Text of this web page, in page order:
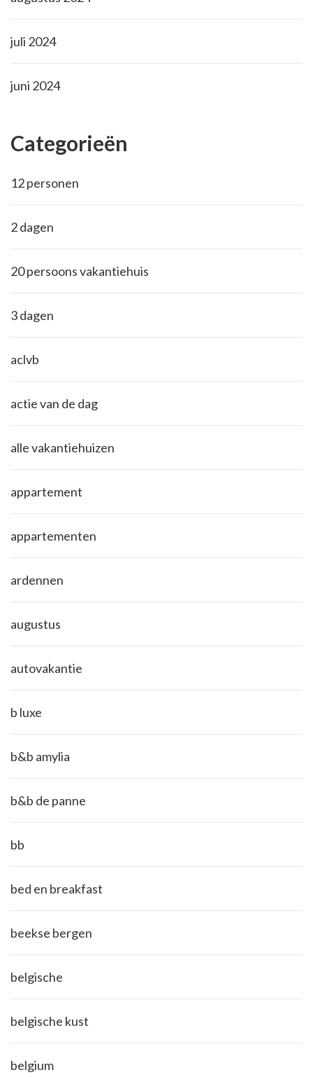
juli 2024
juni 2024
Categorieën
12 personen
2 dagen
20 persoons vakantiehuis
3 dagen
aclvb
actie van de dag
alle vakantiehuizen
appartement
appartementen
ardennen
augustus
autovakantie
b luxe
b&b amylia
b&b de panne
bb
bed en breakfast
beekse bergen
belgische
belgische kust
belgium